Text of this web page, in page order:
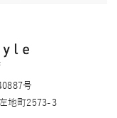
号
地町2573-3